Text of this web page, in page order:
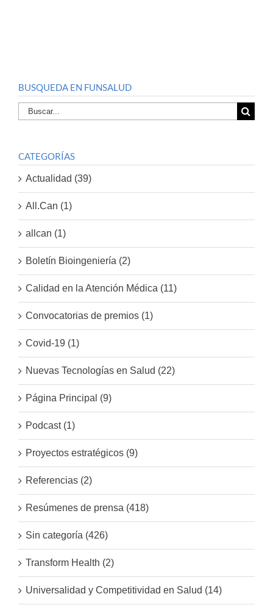
BUSQUEDA EN FUNSALUD
Buscar
por:
CATEGORÍAS
Actualidad (39)
All.Can (1)
allcan (1)
Boletín Bioingeniería (2)
Calidad en la Atención Médica (11)
Convocatorias de premios (1)
Covid-19 (1)
Nuevas Tecnologías en Salud (22)
Página Principal (9)
Podcast (1)
Proyectos estratégicos (9)
Referencias (2)
Resúmenes de prensa (418)
Sin categoría (426)
Transform Health (2)
Universalidad y Competitividad en Salud (14)